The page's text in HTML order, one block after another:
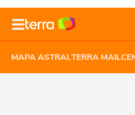
MAPA ASTRALTERRA MAIL